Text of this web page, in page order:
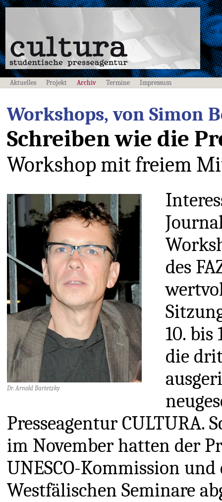
Aktuelles Projekt Archiv Termine Impressum
Workshops, von Simon
Schreiben wie die
Workshop mit freiem
Dr. Arnold Bartetzky
des
10. bis
die
Presseagentur CULTURA.
im November hatten der
UNESCO-Kommission
Westfälischen Seminare